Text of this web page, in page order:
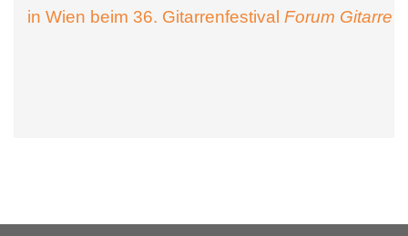
in Wien beim 36. Gitarrenfestival Forum Gitarre